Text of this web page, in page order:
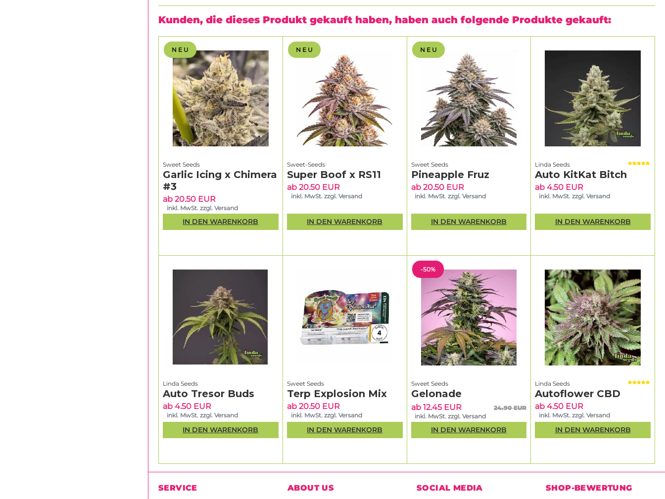
Kunden, die dieses Produkt gekauft haben, haben auch folgende Produkte gekauft:
N E U
Sweet Seeds
Garlic Icing x Chimera
#3
ab 20.50 EUR
inkl. MwSt. zzgl. Versand
IN DEN WARENKORB
N E U
Sweet-Seeds
Super Boof x RS11
ab 20.50 EUR
inkl. MwSt. zzgl. Versand
IN DEN WARENKORB
N E U
Sweet Seeds
Pineapple Fruz
ab 20.50 EUR
inkl. MwSt. zzgl. Versand
IN DEN WARENKORB
Linda Seeds
Auto KitKat Bitch
ab 4.50 EUR
inkl. MwSt. zzgl. Versand
IN DEN WARENKORB
Linda Seeds
Auto Tresor Buds
ab 4.50 EUR
inkl. MwSt. zzgl. Versand
IN DEN WARENKORB
Sweet Seeds
Terp Explosion Mix
ab 20.50 EUR
inkl. MwSt. zzgl. Versand
IN DEN WARENKORB
-50%
Sweet Seeds
Gelonade
ab 12.45 EUR
24.90 EUR
inkl. MwSt. zzgl. Versand
IN DEN WARENKORB
Linda Seeds
Autoflower CBD
ab 4.50 EUR
inkl. MwSt. zzgl. Versand
IN DEN WARENKORB
SERVICE ABOUT US SOCIAL MEDIA SHOP-BEWERTUNG